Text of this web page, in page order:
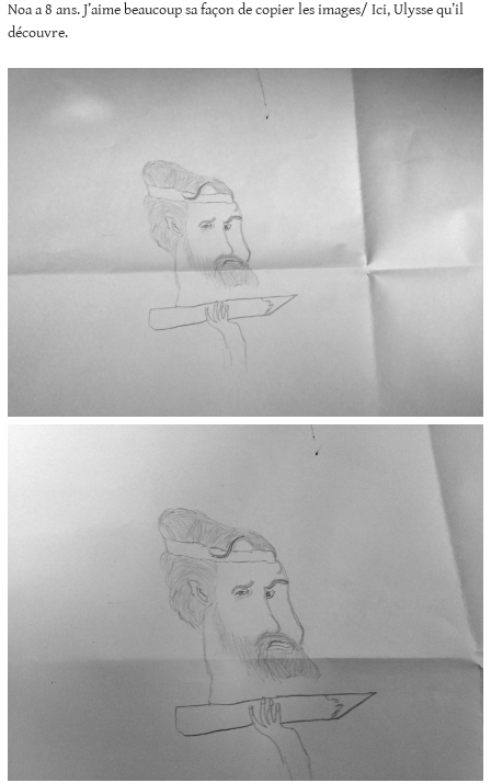
Noa a 8 ans. J’aime beaucoup sa façon de copier les images/ Ici, Ulysse qu’il
découvre.